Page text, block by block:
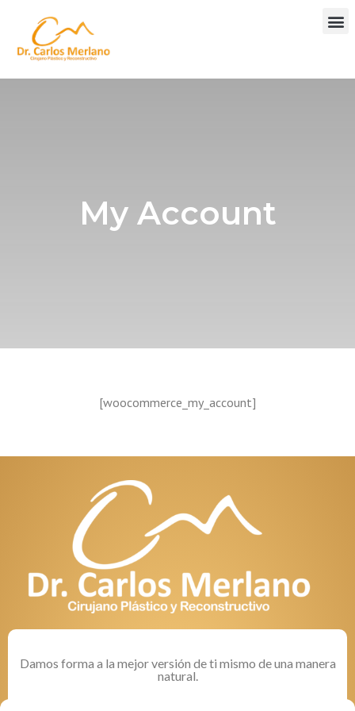
My Account
[woocommerce_my_account]
Damos forma a la mejor versión de ti mismo de una manera
natural.